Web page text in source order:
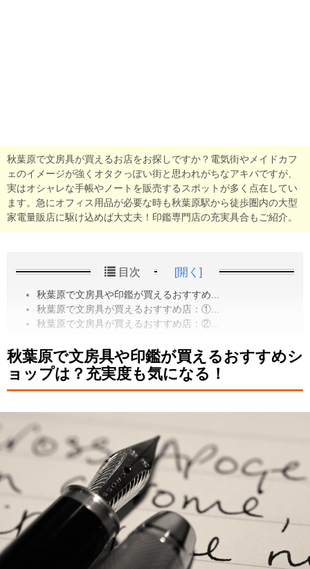
秋葉原で文房具が買えるお店をお探しですか？電気街やメイドカフ
ェのイメージが強くオタクっぽい街と思われがちなアキバですが、
実はオシャレな手帳やノートを販売するスポットが多く点在してい
ます。急にオフィス用品が必要な時も秋葉原駅から徒歩圏内の大型
家電量販店に駆け込めば大丈夫！印鑑専門店の充実具合もご紹介。
目次 [開く]
秋葉原で文房具や印鑑が買えるおすすめ...
秋葉原で文房具が買えるおすすめ店：①...
秋葉原で文房具が買えるおすすめ店：②...
秋葉原で文房具や印鑑が買えるおすすめシ
ョップは？充実度も気になる！